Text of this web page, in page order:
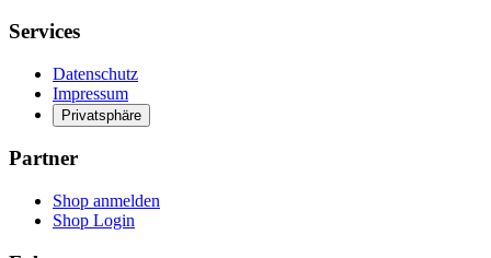
Services
Datenschutz
Impressum
Privatsphäre
Partner
Shop anmelden
Shop Login